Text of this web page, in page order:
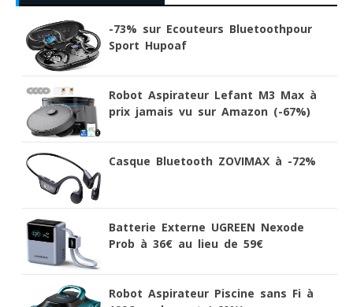
-73% sur Ecouteurs Bluetoothpour
Sport Hupoaf
Robot Aspirateur Lefant M3 Max à
prix jamais vu sur Amazon (-67%)
Casque Bluetooth ZOVIMAX à -72%
Batterie Externe UGREEN Nexode
Prob à 36€ au lieu de 59€
Robot Aspirateur Piscine sans Fi à